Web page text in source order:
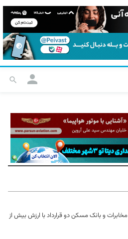
مخابرات و بانک مسکن دو قرارداد با ارزش بیش از